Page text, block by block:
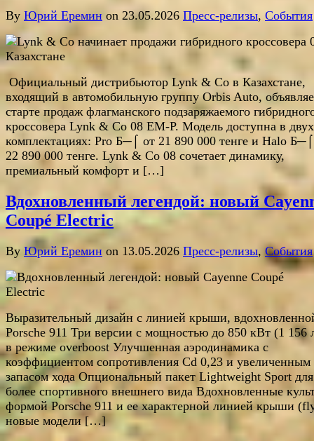
By Юрий Еремин on 23.05.2026 Пресс-релизы, События
Официальный дистрибьютор Lynk & Co в Казахстане,
входящий в автомобильную группу Orbis Auto,
старте продаж флагманского подзаряжаемого
кроссовера Lynk & Co 08 EM-P. Модель доступна в двух
комплектациях: Pro Б─⌠ от 21 890 000 тенге и Halo
22 890 000 тенге. Lynk & Co 08 сочетает динамику,
премиальный комфорт и […]
Вдохновленный легендой: новый
Coupé Electric
By Юрий Еремин on 13.05.2026 Пресс-релизы,События
Выразительный дизайн с линией крыши,
Porsche 911 Три версии с мощностью до 850 кВт (1 156
в режиме overboost Улучшенная аэродинамика с
коэффициентом сопротивления Cd 0,23 и увеличенным
запасом хода Опциональный пакет Lightweight Sport
более спортивного внешнего вида Вдохновленные
формой Porsche 911 и ее характерной линией крыши
новые модели […]